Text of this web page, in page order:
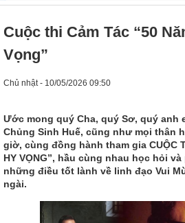
Cuộc thi Cảm Tác “50
Vọng”
Chủ nhật - 10/05/2026 09:50
Ước mong quý Cha, quý Sơ, quý anh
Chủng Sinh Huế, cũng như mọi thân
giờ, cùng đồng hành tham gia CUỘC
HY VỌNG”, hầu cùng nhau học hỏi
những điều tốt lành về linh đạo Vui
ngài.